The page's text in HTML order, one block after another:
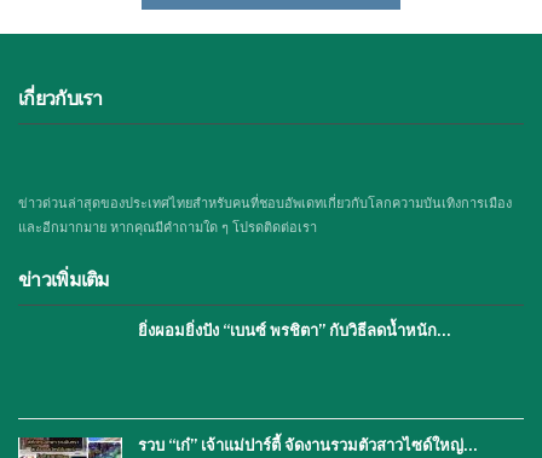
เกี่ยวกับเรา
ข่าวด่วนล่าสุดของประเทศไทยสำหรับคนที่ชอบอัพเดทเกี่ยวกับโลกความบันเทิงการเมือง
และอีกมากมาย หากคุณมีคำถามใด ๆ โปรดติดต่อเรา
ข่าวเพิ่มเติม
ยิ่งผอมยิ่งปัง “เบนซ์ พรชิตา” กับวิธีลดน้ำหนัก…
รวบ “เก๋” เจ้าแม่ปาร์ตี้ จัดงานรวมตัวสาวไซด์ใหญ่…